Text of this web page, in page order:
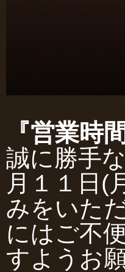
『営業時
誠に勝手
月１１日(
みをいた
にはご不
すようお